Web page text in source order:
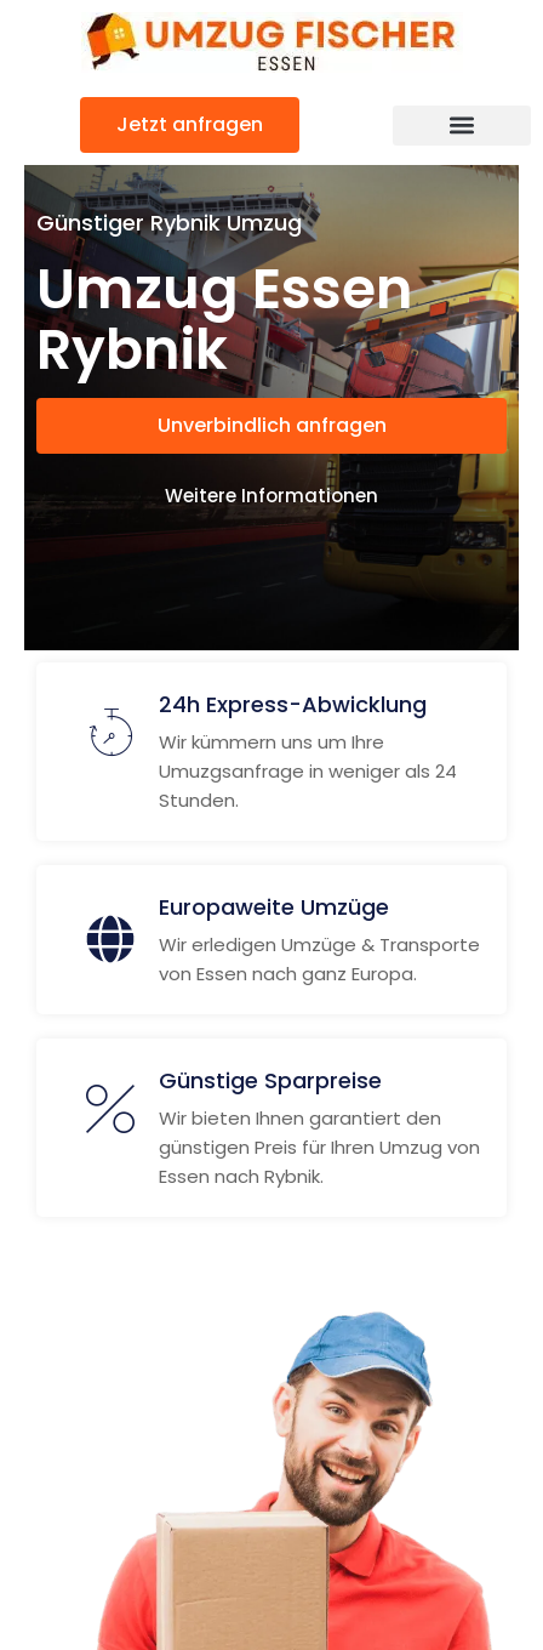
Jetzt anfragen
Günstiger Rybnik Umzug
Umzug Essen
Rybnik
Unverbindlich anfragen
Weitere Informationen
24h Express-Abwicklung
Wir kümmern uns um Ihre
Umuzgsanfrage in weniger als 24
Stunden.
Europaweite Umzüge
Wir erledigen Umzüge & Transporte
von Essen nach ganz Europa.
Günstige Sparpreise
Wir bieten Ihnen garantiert den
günstigen Preis für Ihren Umzug von
Essen nach Rybnik.